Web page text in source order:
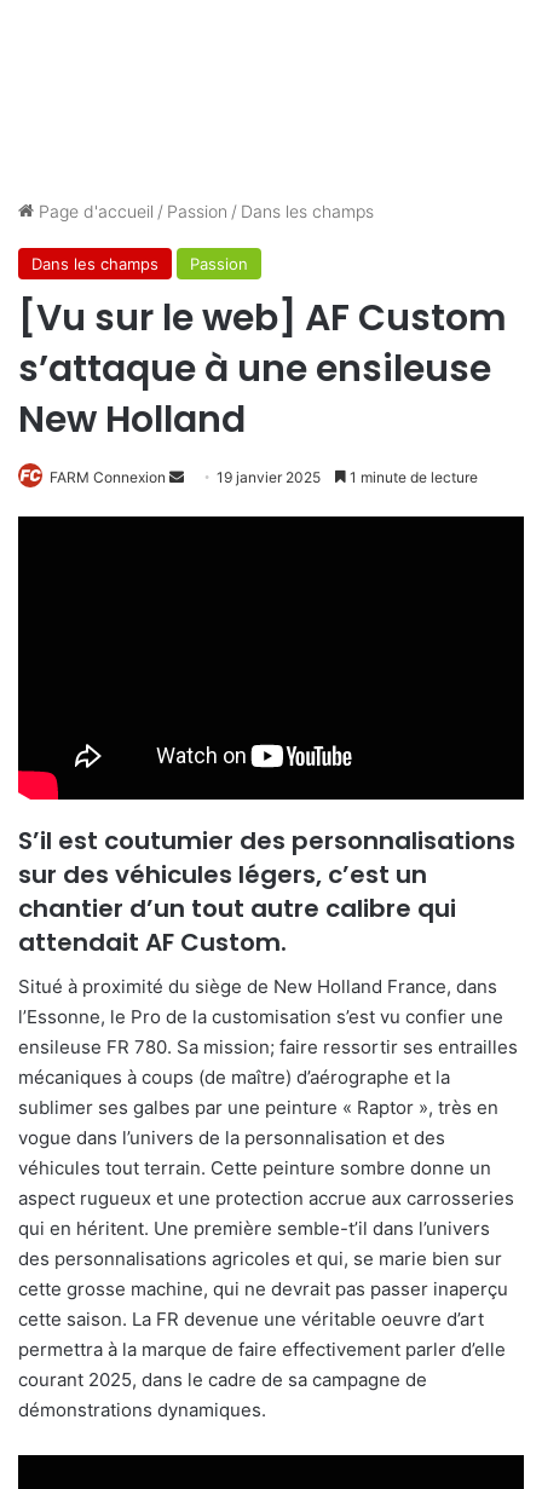
Page d'accueil / Passion / Dans les champs
Dans les champs Passion
[Vu sur le web] AF Custom
s’attaque à une ensileuse
New Holland
FARM Connexion
Envoyer19 janvier 2025 1 minute de lecture
S’il est coutumier des personnalisations
sur des véhicules légers, c’est un
chantier d’un tout autre calibre qui
attendait AF Custom.
Situé à proximité du siège de New Holland France, dans
l’Essonne, le Pro de la customisation s’est vu confier une
ensileuse FR 780. Sa mission; faire ressortir ses entrailles
mécaniques à coups (de maître) d’aérographe et la
sublimer ses galbes par une peinture « Raptor », très en
vogue dans l’univers de la personnalisation et des
véhicules tout terrain. Cette peinture sombre donne un
aspect rugueux et une protection accrue aux carrosseries
qui en héritent. Une première semble-t’il dans l’univers
des personnalisations agricoles et qui, se marie bien sur
cette grosse machine, qui ne devrait pas passer inaperçu
cette saison. La FR devenue une véritable oeuvre d’art
permettra à la marque de faire effectivement parler d’elle
courant 2025, dans le cadre de sa campagne de
démonstrations dynamiques.